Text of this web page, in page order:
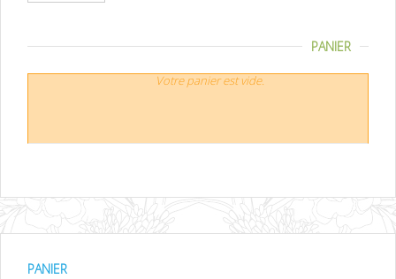
PANIER
Votre panier est vide.
PANIER